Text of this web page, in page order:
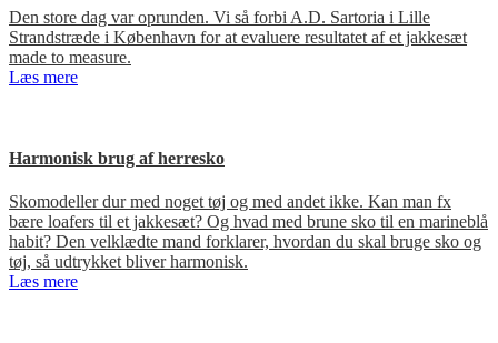
Den store dag var oprunden. Vi så forbi A.D. Sartoria i Lille
Strandstræde i København for at evaluere resultatet af et jakkesæt
made to measure.
Læs mere
Harmonisk brug af herresko
Skomodeller dur med noget tøj og med andet ikke. Kan man fx
bære loafers til et jakkesæt? Og hvad med brune sko til en marineblå
habit? Den velklædte mand forklarer, hvordan du skal bruge sko og
tøj, så udtrykket bliver harmonisk.
Læs mere